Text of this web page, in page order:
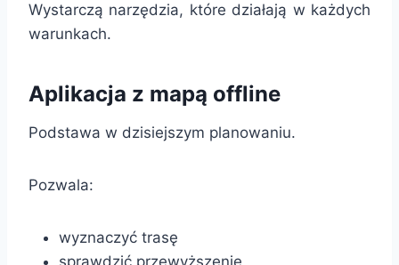
Wystarczą narzędzia, które działają w każdych
warunkach.
Aplikacja z mapą offline
Podstawa w dzisiejszym planowaniu.
Pozwala:
wyznaczyć trasę